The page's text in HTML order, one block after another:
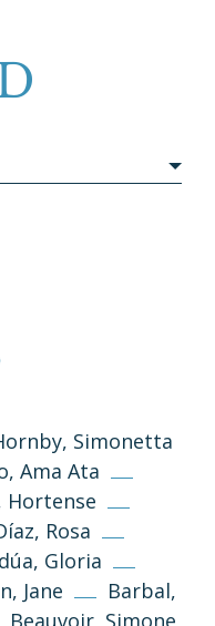
Simonetta
Ama Ata
Hortense
Rosa
Gloria
Jane
Barbal,
Beauvoir, Simone